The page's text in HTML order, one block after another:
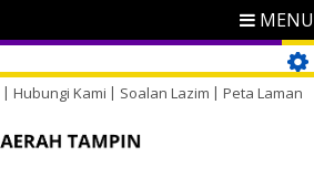
MENU
Hubungi Kami Soalan Lazim Peta Laman